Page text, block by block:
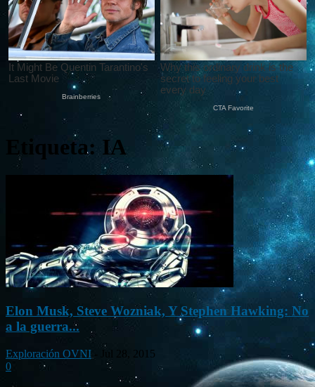
Etiqueta: IA
Elon Musk, Steve Wozniak, Y Stephen Hawking: No
a la guerra...
Exploración OVNI
Jul 28, 2015
0